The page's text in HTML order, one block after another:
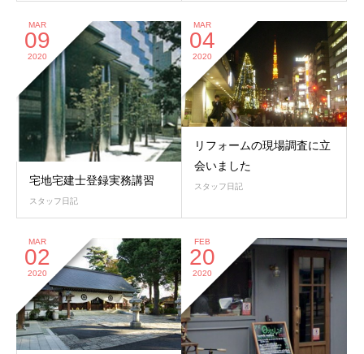
MAR
09
2020
宅地宅建士登録実務講習
スタッフ日記
MAR
04
2020
リフォームの現場調査に立
会いました
スタッフ日記
MAR
02
2020
FEB
20
2020